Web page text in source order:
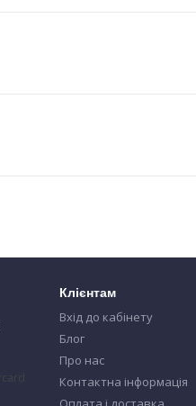
Клієнтам
Вхід до кабінету
Блог
Про нас
Контактна інформація